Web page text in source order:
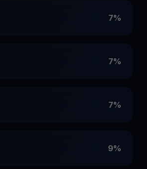
7%
7%
7%
9%